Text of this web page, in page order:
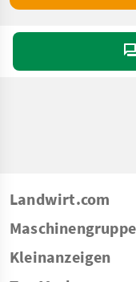
Landwirt.com
Kleinanzeigen